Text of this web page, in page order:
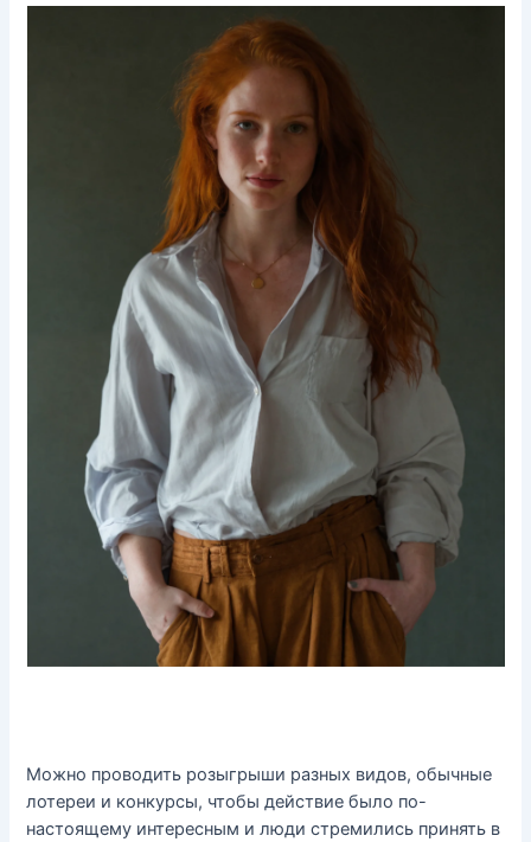
Можно проводить розыгрыши разных видов, обычные
лотереи и конкурсы, чтобы действие было по-
настоящему интересным и люди стремились принять в